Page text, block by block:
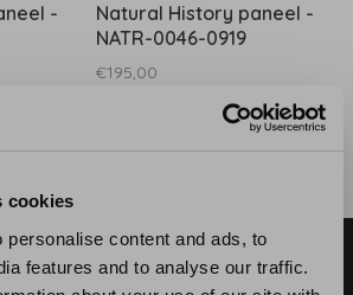
cookies
personalise content and ads, to
features and to analyse our traffic.
-
Natural History paneel -
NATR-0046-0919
€195,00